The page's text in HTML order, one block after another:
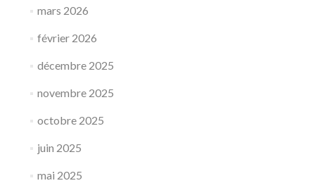
mars 2026
février 2026
décembre 2025
novembre 2025
octobre 2025
juin 2025
mai 2025